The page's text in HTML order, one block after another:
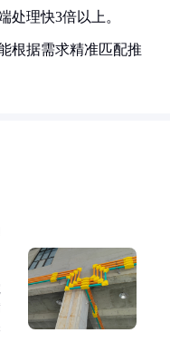
处理快3倍以上。
根据需求精准匹配推